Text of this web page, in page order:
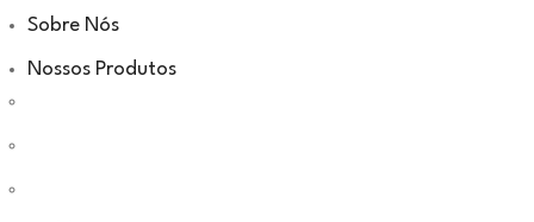
Sobre Nós
Nossos Produtos